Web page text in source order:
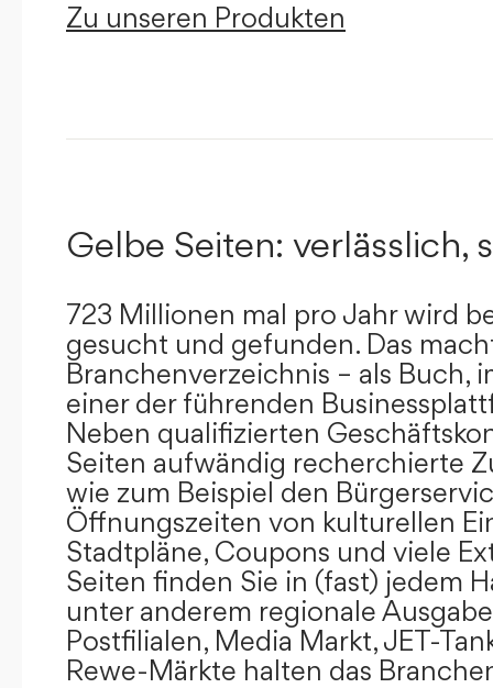
Zu unseren Produkten
Gelbe Seiten: verlässlich,
723 Millionen mal pro Jahr wird
gesucht und gefunden. Das
Branchenverzeichnis – als Buch,
einer der führenden
Neben qualifizierten
Seiten aufwändig recherchierte
wie zum Beispiel den
Öffnungszeiten von kulturellen
Stadtpläne, Coupons und viele
Seiten finden Sie in (fast) jedem
unter anderem regionale
Postfilialen, Media Markt, JET-
Rewe-Märkte halten das